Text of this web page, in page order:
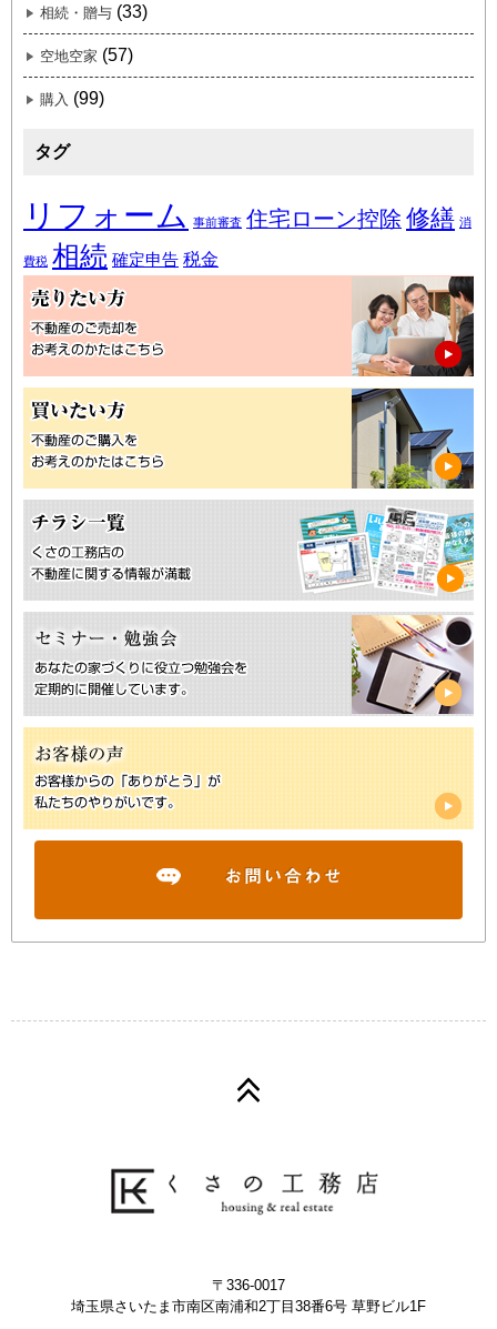
相続・贈与 (33)
空地空家 (57)
購入 (99)
タグ
リフォーム 事前審査 住宅ローン控除 修繕 消
費税 相続 確定申告 税金
〒336-0017
埼玉県さいたま市南区南浦和2丁目38番6号 草野ビル1F